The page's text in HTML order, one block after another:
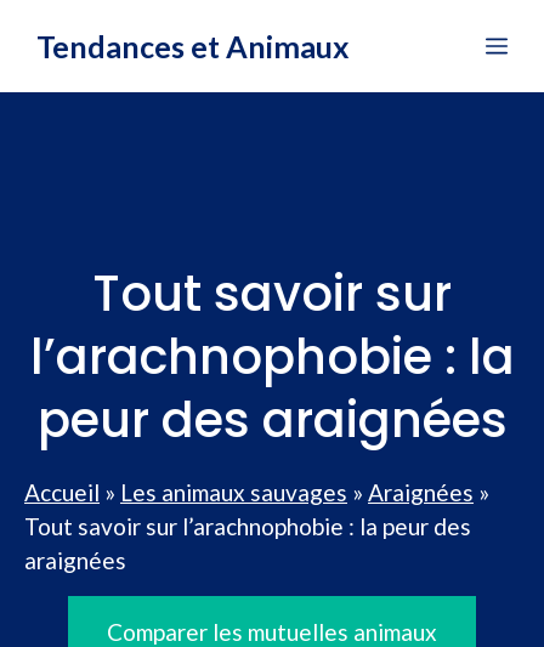
Tendances et Animaux
Tout savoir sur
l’arachnophobie : la
peur des araignées
Accueil » Les animaux sauvages » Araignées »
Tout savoir sur l’arachnophobie : la peur des
araignées
Comparer les mutuelles animaux